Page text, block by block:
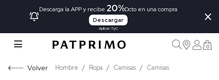
Descarga la APP y recibe 20%Dcto en una compra
Descargar
Aplican TyC
×
0
Volver Hombre Ropa Camisas Camisas